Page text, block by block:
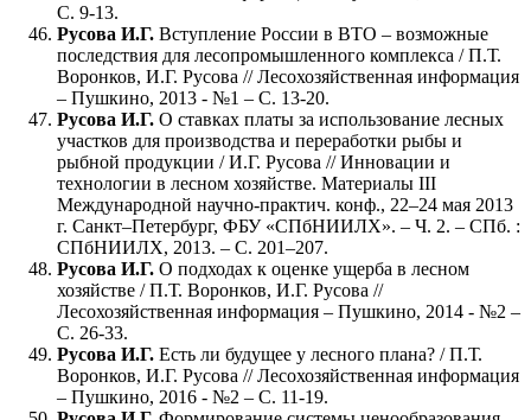
С. 9-13.
Русова И.Г. Вступление России в ВТО – возможные
последствия для лесопромышленного комплекса / П.Т.
Воронков, И.Г. Русова // Лесохозяйственная информация
– Пушкино, 2013 - №1 – С. 13-20.
Русова И.Г. О ставках платы за использование лесных
участков для производства и переработки рыбы и
рыбной продукции / И.Г. Русова // Инновации и
технологии в лесном хозяйстве. Материалы III
Международной научно-практич. конф., 22–24 мая 2013
г. Санкт–Петербург, ФБУ «СПбНИИЛХ». – Ч. 2. – СПб. :
СПбНИИЛХ, 2013. – С. 201–207.
Русова И.Г. О подходах к оценке ущерба в лесном
хозяйстве / П.Т. Воронков, И.Г. Русова //
Лесохозяйственная информация – Пушкино, 2014 - №2 –
С. 26-33.
Русова И.Г. Есть ли будущее у лесного плана? / П.Т.
Воронков, И.Г. Русова // Лесохозяйственная информация
– Пушкино, 2016 - №2 – С. 11-19.